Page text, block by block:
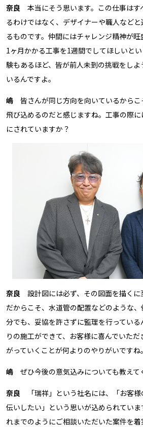
奈良 本当にそう思います。この仕事はす
るわけではなく、デザイナーや職人など
るものです。仲間にはチャレンジ精神が
1ヶ月かかる工事を1週間でしてほしいと
験もあるほど、皆が前人未到の挑戦をし
いるんですよ。
嶋 皆さんが同じ方向を向いているから
飛び込めるのだと感じますね。工事の際
にされていますか？
奈良 設計図には必ず、その図面を描くに
だからこそ、水道管の配置などのような
分でも、妥協を許さずに監理を行ってい
りの施工ができて、お客様に喜んでいた
がっていくことが何よりのやりがいですね。
嶋 ぜひ今後の意気込みについても教えて
奈良 「瑞祥」という社名には、「お客
伝いしたい」という思いが込められてい
れまでのようにご相談いただいた案件を着